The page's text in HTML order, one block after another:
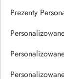
Prezenty